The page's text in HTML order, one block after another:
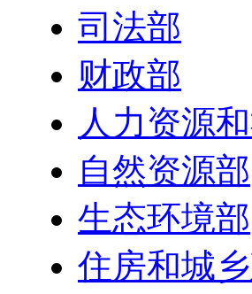
司法部
财政部
人力资源
自然资源部
生态环境部
住房和城